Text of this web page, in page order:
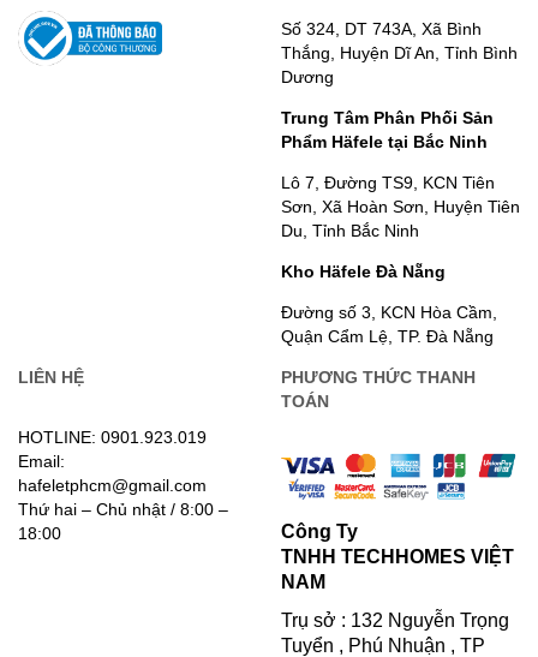
Số 324, DT 743A, Xã Bình
Thắng, Huyện Dĩ An, Tỉnh Bình
Dương
Trung Tâm Phân Phối Sản
Phẩm Häfele tại Bắc Ninh
Lô 7, Đường TS9, KCN Tiên
Sơn, Xã Hoàn Sơn, Huyện Tiên
Du, Tỉnh Bắc Ninh
Kho Häfele Đà Nẵng
Đường số 3, KCN Hòa Cầm,
Quận Cẩm Lệ, TP. Đà Nẵng
LIÊN HỆ
HOTLINE: 0901.923.019
Email:
hafeletphcm@gmail.com
Thứ hai – Chủ nhật / 8:00 –
18:00
PHƯƠNG THỨC THANH
TOÁN
Công Ty
TNHH TECHHOMES VIỆT
NAM
Trụ sở : 132 Nguyễn Trọng
Tuyển , Phú Nhuận , TP